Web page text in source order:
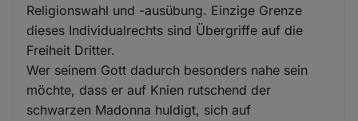
Religionswahl und -ausübung. Einzige Grenze
dieses Individualrechts sind Übergriffe auf die
Freiheit Dritter.
Wer seinem Gott dadurch besonders nahe sein
möchte, dass er auf Knien rutschend der
schwarzen Madonna huldigt, sich auf